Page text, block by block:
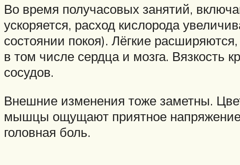
Во время получасовых занятий,
ускоряется, расход кислорода
состоянии покоя). Лёгкие
в том числе сердца и мозга. Вязкость
сосудов.
Внешние изменения тоже заметны.
мышцы ощущают приятное
головная боль.